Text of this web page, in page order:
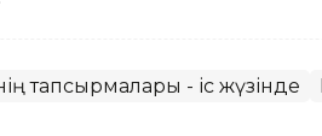
тапсырмалары - іс жүзінде